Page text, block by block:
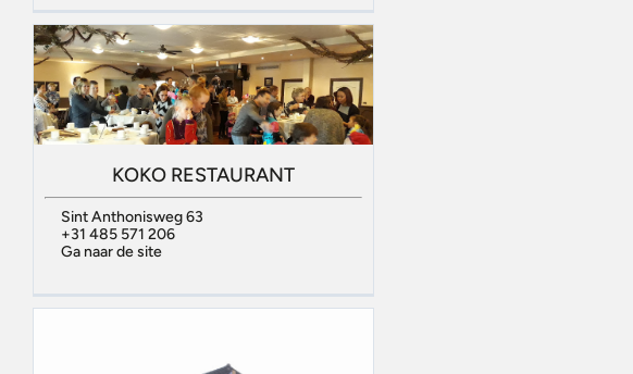
KOKO RESTAURANT
Sint Anthonisweg 63
+31 485 571 206
Ga naar de site